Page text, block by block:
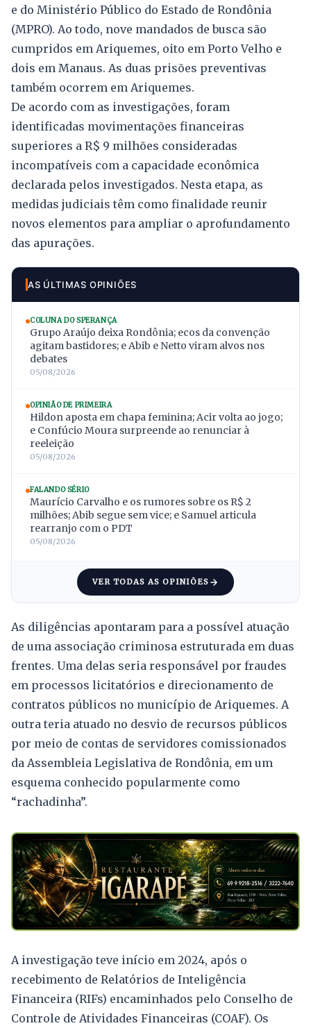
e do Ministério Público do Estado de Rondônia
(MPRO). Ao todo, nove mandados de busca são
cumpridos em Ariquemes, oito em Porto Velho e
dois em Manaus. As duas prisões preventivas
também ocorrem em Ariquemes.
De acordo com as investigações, foram
identificadas movimentações financeiras
superiores a R$ 9 milhões consideradas
incompatíveis com a capacidade econômica
declarada pelos investigados. Nesta etapa, as
medidas judiciais têm como finalidade reunir
novos elementos para ampliar o aprofundamento
das apurações.
AS ÚLTIMAS OPINIÕES
COLUNA DO SPERANÇA
Grupo Araújo deixa Rondônia; ecos da convenção
agitam bastidores; e Abib e Netto viram alvos nos
debates
05/08/2026
OPINIÃO DE PRIMEIRA
Hildon aposta em chapa feminina; Acir volta ao jogo;
e Confúcio Moura surpreende ao renunciar à
reeleição
05/08/2026
FALANDO SÉRIO
Maurício Carvalho e os rumores sobre os R$ 2
milhões; Abib segue sem vice; e Samuel articula
rearranjo com o PDT
05/08/2026
VER TODAS AS OPINIÕES
As diligências apontaram para a possível atuação
de uma associação criminosa estruturada em duas
frentes. Uma delas seria responsável por fraudes
em processos licitatórios e direcionamento de
contratos públicos no município de Ariquemes. A
outra teria atuado no desvio de recursos públicos
por meio de contas de servidores comissionados
da Assembleia Legislativa de Rondônia, em um
esquema conhecido popularmente como
“rachadinha”.
A investigação teve início em 2024, após o
recebimento de Relatórios de Inteligência
Financeira (RIFs) encaminhados pelo Conselho de
Controle de Atividades Financeiras (COAF). Os